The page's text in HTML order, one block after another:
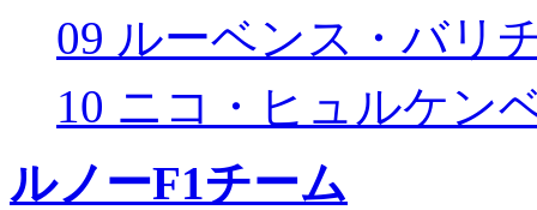
09 ルーベンス・バリ
10 ニコ・ヒュルケン
ルノーF1チーム